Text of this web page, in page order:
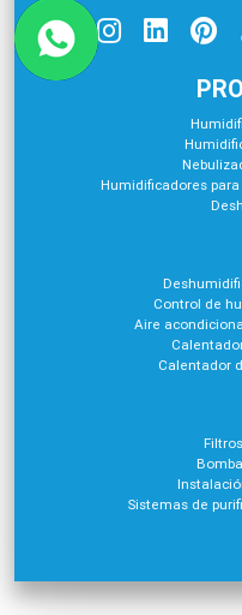
Humidificadores
Control de
Aire
Calentador
Sistemas de